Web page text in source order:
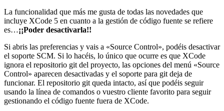
La funcionalidad que más me gusta de todas las novedades que
incluye XCode 5 en cuanto a la gestión de código fuente se refiere
es…¡¡Poder desactivarla!!
Si abris las preferencias y vais a «Source Control», podéis desactivar
el soporte SCM. Si lo hacéis, lo único que ocurre es que XCode
ignora el repositorio git del proyecto, las opciones del menú «Source
Control» aparecen desactivadas y el soporte para git deja de
funcionar. El repositorio git queda intacto, así que podéis seguir
usando la línea de comandos o vuestro cliente favorito para seguir
gestionando el código fuente fuera de XCode.